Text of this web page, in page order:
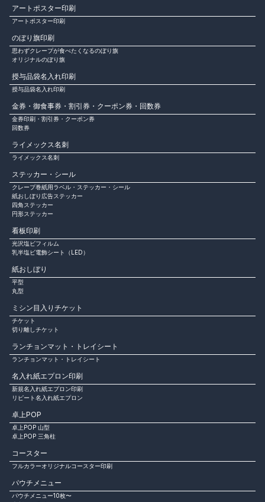
アートポスター印刷
アートポスター印刷
のぼり旗印刷
思わずクレープが食べたくなるのぼり旗
オリジナルのぼり旗
授与品袋名入れ印刷
授与品袋名入れ印刷
金券・御食事券・割引券・クーポン券・回数券
金券印刷・割引券・クーポン券
回数券
ライメックス名刺
ライメックス名刺
ステッカー・シール
クレープ巻紙用ラベル・ステッカー・シール
紙おしぼり広告ステッカー
四角ステッカー
円形ステッカー
看板印刷
光沢塩ビフィルム
乳半塩ビ電飾シート（LED）
紙おしぼり
平型
丸型
ミシン目入りチケット
チケット
切り離しチケット
ランチョンマット・トレイシート
ランチョンマット・トレイシート
名入れ紙エプロン印刷
新規名入れ紙エプロン印刷
リピート名入れ紙エプロン
卓上POP
卓上POP 山型
卓上POP 三角柱
コースター
フルカラーオリジナルコースター印刷
パウチメニュー
パウチメニュー10枚〜